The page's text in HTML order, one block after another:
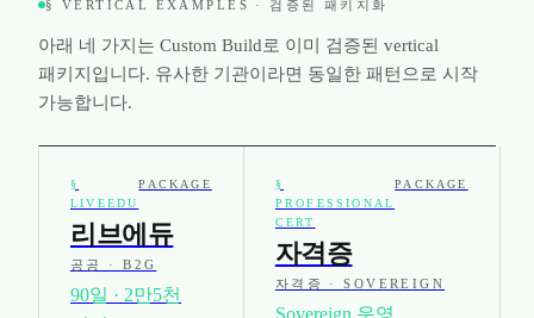
§ VERTICAL EXAMPLES · 검증된 패키지화
아래 네 가지는 Custom Build로 이미 검증된 vertical
패키지입니다. 유사한 기관이라면 동일한 패턴으로 시작
가능합니다.
§
LIVEEDU
PACKAGE
리브에듀
공공 · B2G
90일 · 2만5천
§
PROFESSIONAL
CERT
PACKAGE
자격증
자격증 · SOVEREIGN
Sovereign 운영